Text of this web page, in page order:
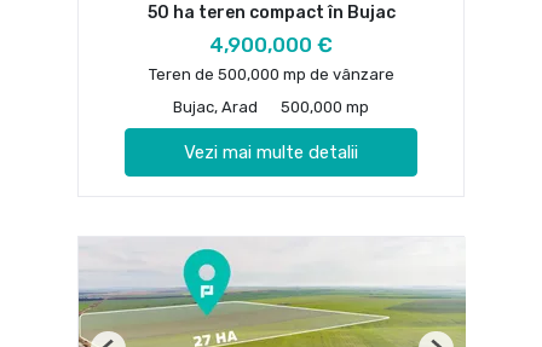
50 ha teren compact în Bujac
4,900,000 €
Teren de 500,000 mp de vânzare
Bujac, Arad
500,000 mp
Vezi mai multe detalii